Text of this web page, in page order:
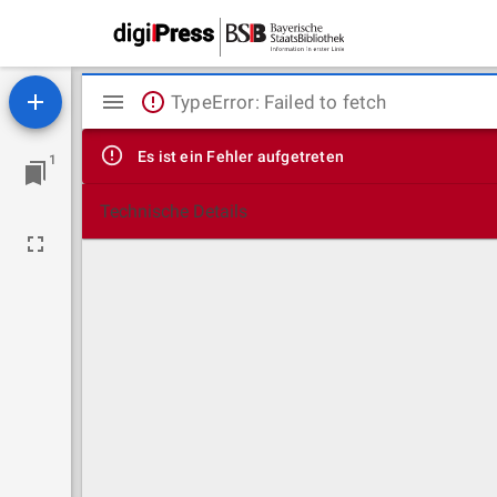
1
Mirador
Viewer
TypeError: Failed to fetch
Es ist ein Fehler aufgetreten
Technische Details